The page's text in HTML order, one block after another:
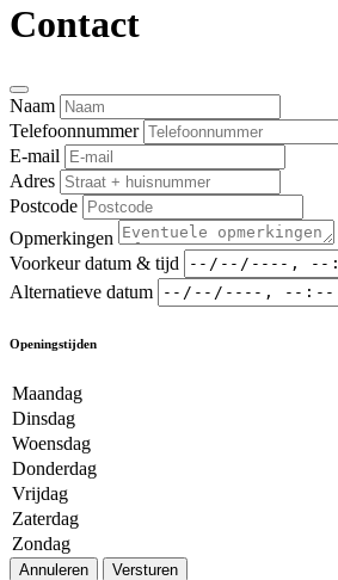
Contact
Naam
Telefoonnummer
E-mail
Adres
Postcode
Opmerkingen
Voorkeur datum & tijd
Alternatieve datum
Openingstijden
Maandag
Dinsdag
Woensdag
Donderdag
Vrijdag
Zaterdag
Zondag
Annuleren Versturen